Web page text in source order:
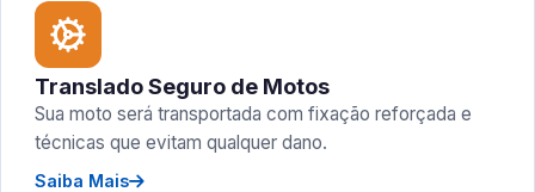
Translado Seguro de Motos
Sua moto será transportada com fixação reforçada e
técnicas que evitam qualquer dano.
Saiba Mais